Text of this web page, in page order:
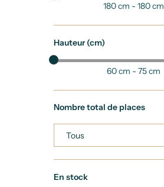
180 cm - 180 cm
Hauteur (cm)
60 cm - 75 cm
Nombre total de places
En stock